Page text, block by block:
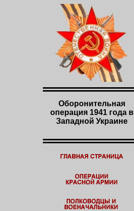
Оборонительная
операция 1941 года в
Западной Украине